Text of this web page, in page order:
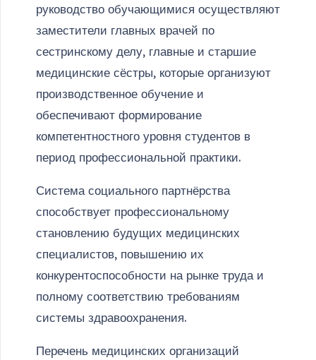
руководство обучающимися осуществляют
заместители главных врачей по
сестринскому делу, главные и старшие
медицинские сёстры, которые организуют
производственное обучение и
обеспечивают формирование
компетентностного уровня студентов в
период профессиональной практики.
Система социального партнёрства
способствует профессиональному
становлению будущих медицинских
специалистов, повышению их
конкурентоспособности на рынке труда и
полному соответствию требованиям
системы здравоохранения.
Перечень медицинских организаций